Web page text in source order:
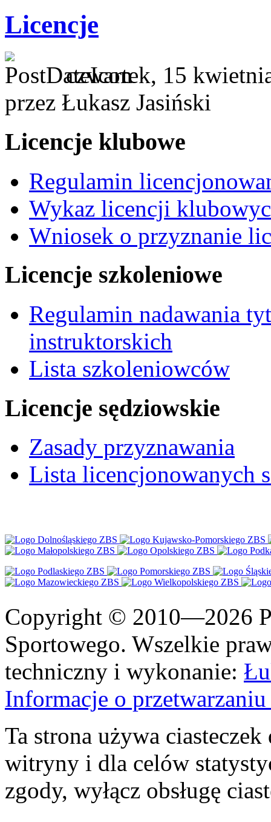
Licencje
czwartek, 15
przez Łukasz Jasiński
Licencje klubowe
Regulamin
Wykaz licencji
Wniosek o przyznanie
Licencje szkoleniowe
Regulamin nadawania
instruktorskich
Lista szkoleniowców
Licencje sędziowskie
Zasady przyznawania
Lista licencjonowanych
Copyright © 2010—2026
Sportowego. Wszelkie
techniczny i wykonanie:
Informacje o
Ta strona używa
witryny i dla celów
zgody, wyłącz obsługę